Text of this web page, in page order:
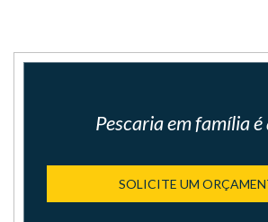
Pescaria em família
SOLICITE UM